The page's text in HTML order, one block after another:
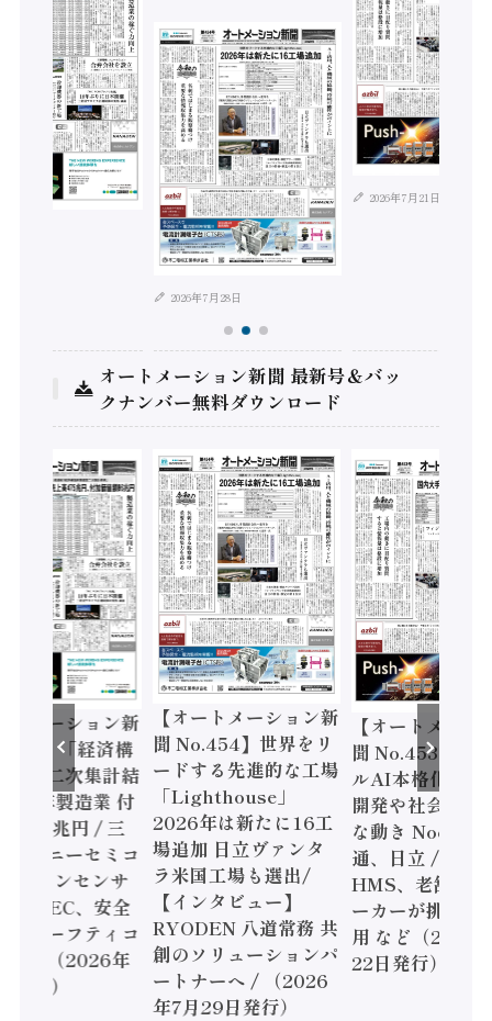
2026年7月28日
2026年7月21日
オートメーション新聞 最新号＆バッ
クナンバー無料ダウンロード
トメーション新
】「経済構
調査二次集計結
年製造業 付
額86兆円 / 三
とソニーセミコ
ジョンセンサ
/ IDEC、安全
すセーフティコ
ーラ（2026年
発行）
【オートメーション新
聞 No.454】世界をリ
ードする先進的な工場
「Lighthouse」
2026年は新たに16工
場追加 日立ヴァンタ
ラ米国工場も選出/
【インタビュー】
RYODEN 八道常務 共
創のソリューションパ
ートナーへ / （2026
年7月29日発行）
【オートメーシ
聞 No.453】フ
ルAI本格化へ
開発や社会実装
な動き Noetra
通、日立 / 兵神
HMS、老舗ポ
ーカーが挑むデ
用 など（2026
22日発行）